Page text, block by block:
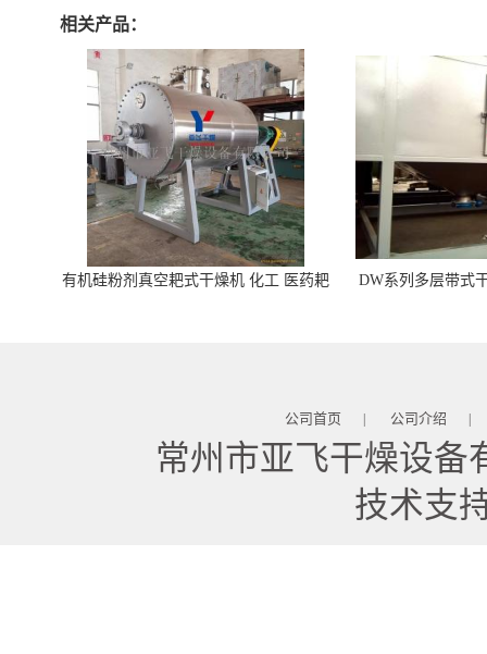
相关产品：
有机硅粉剂真空耙式干燥机 化工 医药耙
DW系列多层带式
公司首页 | 公司介绍 |
常州市亚飞干燥设备
技术支